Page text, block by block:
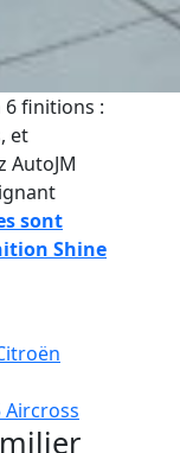
6 finitions :
et
AutoJM
sont
Shine
Aircross